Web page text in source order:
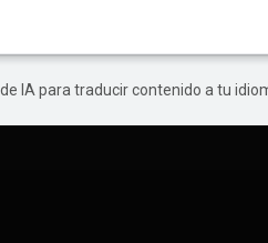
IA para traducir contenido a tu